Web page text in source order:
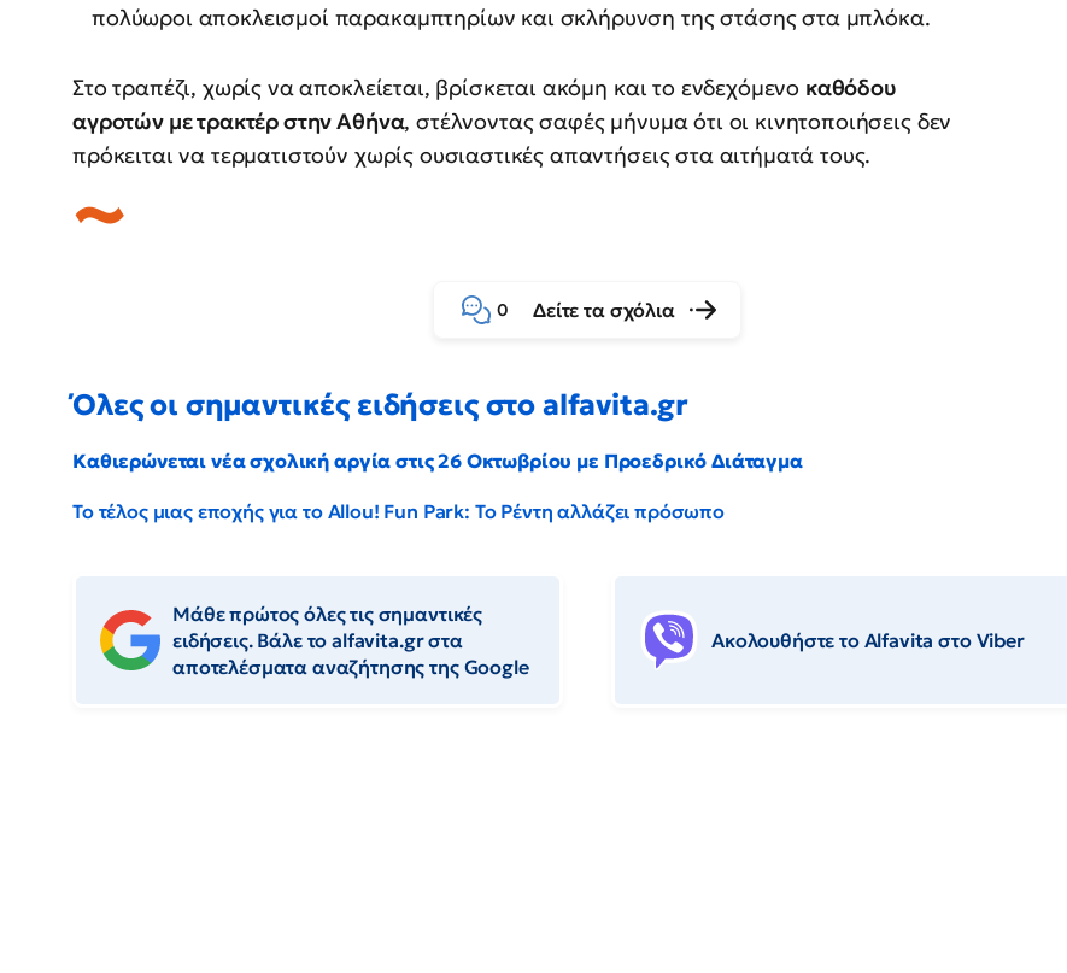
πολύωροι αποκλεισμοί παρακαμπτηρίων και σκλήρυνση της στάσης στα μπλόκα.
Στο τραπέζι, χωρίς να αποκλείεται, βρίσκεται ακόμη και το ενδεχόμενο καθόδου
αγροτών με τρακτέρ στην Αθήνα, στέλνοντας σαφές μήνυμα ότι οι κινητοποιήσεις δεν
πρόκειται να τερματιστούν χωρίς ουσιαστικές απαντήσεις στα αιτήματά τους.
0 Δείτε τα σχόλια
Όλες οι σημαντικές ειδήσεις στο alfavita.gr
Καθιερώνεται νέα σχολική αργία στις 26 Οκτωβρίου με Προεδρικό Διάταγμα
Το τέλος μιας εποχής για το Allou! Fun Park: Το Ρέντη αλλάζει πρόσωπο
Μάθε πρώτος όλες τις σημαντικές
ειδήσεις. Βάλε το alfavita.gr στα
αποτελέσματα αναζήτησης της Google
Ακολουθήστε το Αlfavita στο Viber